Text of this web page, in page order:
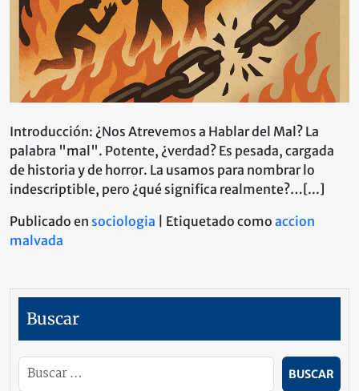
el
Siglo
XXI
Introducción: ¿Nos Atrevemos a Hablar del Mal? La
palabra "mal". Potente, ¿verdad? Es pesada, cargada
de historia y de horror. La usamos para nombrar lo
indescriptible, pero ¿qué significa realmente?…[...]
Publicado en sociologia Etiquetado como accion
malvada
Buscar